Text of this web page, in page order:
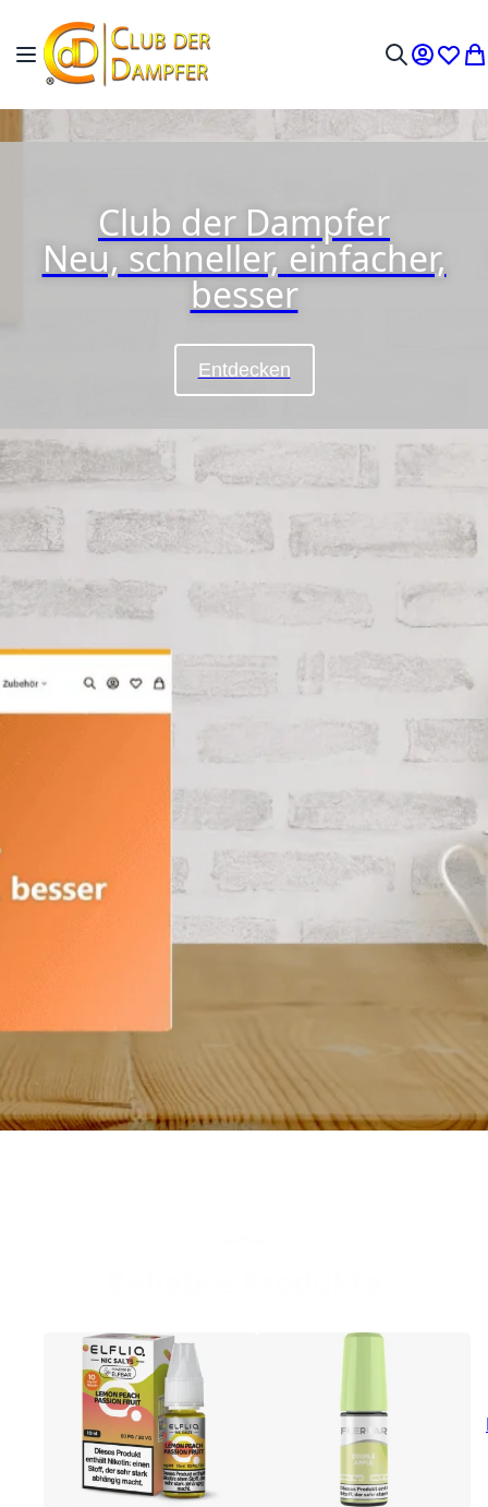
Zum Inhalt springen
Navigation umschalten
Mein
Club der Dampfer
Neu, schneller, einfacher,
besser
Entdecken